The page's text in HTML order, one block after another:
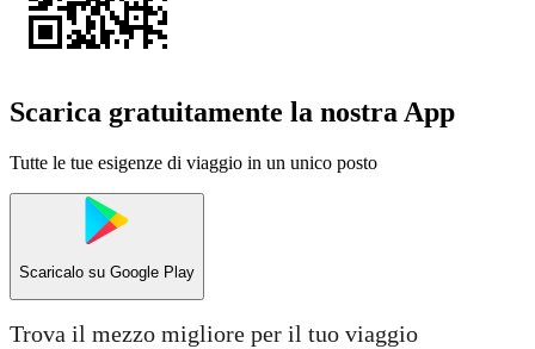
Scarica gratuitamente la nostra App
Tutte le tue esigenze di viaggio in un unico posto
Scaricalo su Google Play
Trova il mezzo migliore per il tuo viaggio